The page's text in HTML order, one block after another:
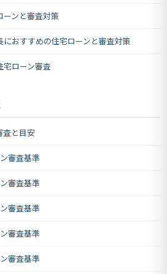
ーンと審査対策
おすすめの住宅ローンと審査対策
宅ローン審査
査と目安
審査基準
審査基準
審査基準
審査基準
審査基準